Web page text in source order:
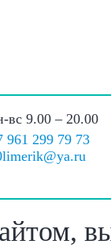
вс 9.00 – 20.00
961 299 79 73